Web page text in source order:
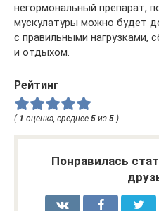
негормональный препарат,
мускулатуры можно будет
с правильными нагрузками,
и отдыхом.
Рейтинг
( 1 оценка, среднее 5 из 5 )
Понравилась